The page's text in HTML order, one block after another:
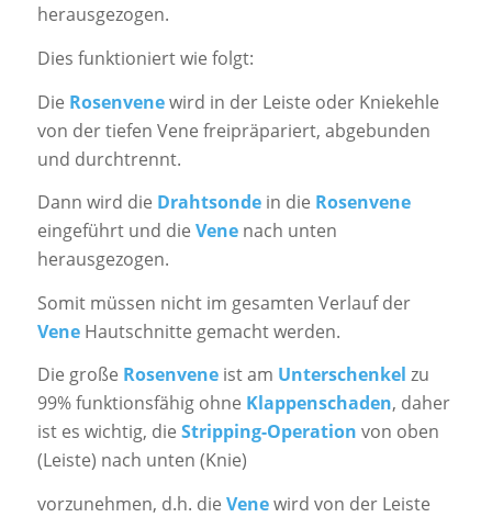
herausgezogen.
Dies funktioniert wie folgt:
Die Rosenvenewird in der Leiste oder Kniekehle
von der tiefen Vene freipräpariert, abgebunden
und durchtrennt.
Dann wird die Drahtsondein die Rosenvene
eingeführt und die Venenach unten
herausgezogen.
Somit müssen nicht im gesamten Verlauf der
VeneHautschnitte gemacht werden.
Die große Rosenveneist am Unterschenkel zu
99% funktionsfähig ohne Klappenschaden, daher
ist es wichtig, die Stripping-Operation von oben
(Leiste) nach unten (Knie)
vorzunehmen, d.h. die Venewird von der Leiste